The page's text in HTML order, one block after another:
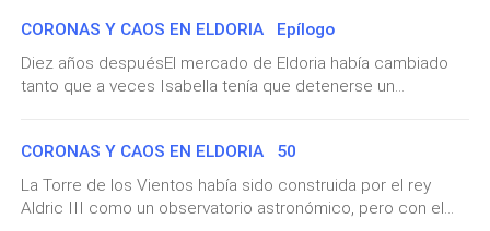
"¿Esperábamos a alguien?" preguntó, secándose las
CORONAS Y CAOS EN ELDORIA Epílogo
Diez años despuésEl mercado de Eldoria había cambiado
tanto que a veces Isabella tenía que detenerse un
toldos remendados, ahora se alzaban talleres de cristal
donde los artesanos trabajaban a la vista de todos, sus
manos transformando metal y gemas en obras de arte que
rivalizaban con las de los maestros antiguos. El aroma a pan
CORONAS Y CAOS EN ELDORIA 50
La Torre de los Vientos había sido construida por el rey
Aldric III como un observatorio astronómico, pero con el